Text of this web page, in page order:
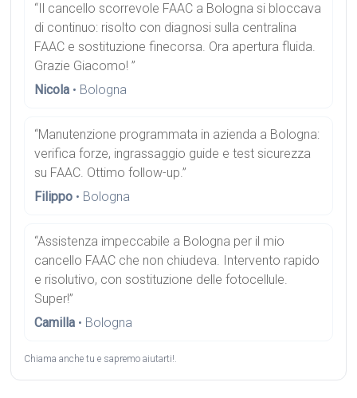
“Il cancello scorrevole FAAC a Bologna si bloccava
di continuo: risolto con diagnosi sulla centralina
FAAC e sostituzione finecorsa. Ora apertura fluida.
Grazie Giacomo! ”
Nicola • Bologna
“Manutenzione programmata in azienda a Bologna:
verifica forze, ingrassaggio guide e test sicurezza
su FAAC. Ottimo follow-up.”
Filippo • Bologna
“Assistenza impeccabile a Bologna per il mio
cancello FAAC che non chiudeva. Intervento rapido
e risolutivo, con sostituzione delle fotocellule.
Super!”
Camilla • Bologna
Chiama anche tu e sapremo aiutarti!.